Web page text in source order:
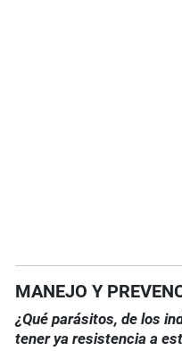
MANEJO Y
¿Qué parásitos, de los
tener ya resistencia a